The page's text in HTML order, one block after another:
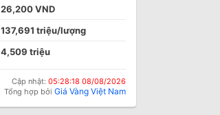
26,200 VND
137,691 triệu/lượng
4,509 triệu
Cập nhật: 05:28:18 08/08/2026
Tổng hợp bởi Giá Vàng Việt Nam